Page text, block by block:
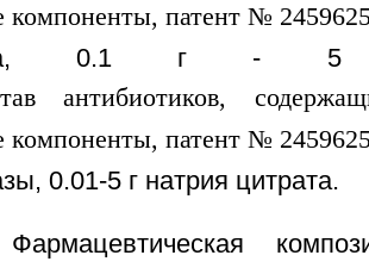
0.1 г - 5 г
0.01-5 г натрия цитрата.